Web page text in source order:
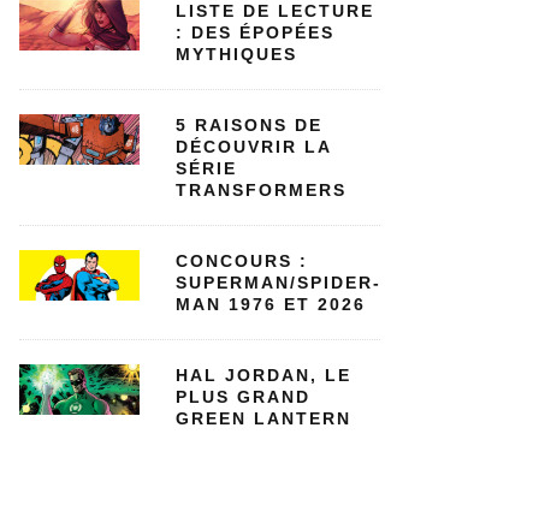
LISTE DE LECTURE
: DES ÉPOPÉES
MYTHIQUES
5 RAISONS DE
DÉCOUVRIR LA
SÉRIE
TRANSFORMERS
CONCOURS :
SUPERMAN/SPIDER-
MAN 1976 ET 2026
HAL JORDAN, LE
PLUS GRAND
GREEN LANTERN